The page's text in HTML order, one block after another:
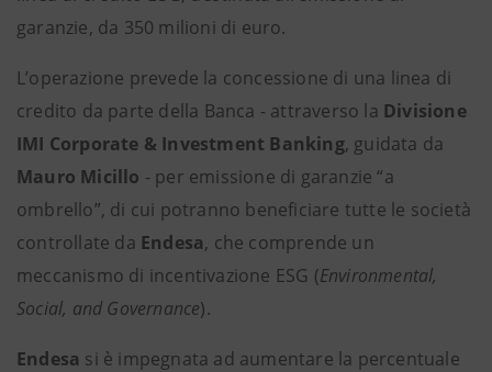
garanzie, da 350 milioni di euro.
L’operazione prevede la concessione di una linea di
credito da parte della Banca - attraverso la Divisione
IMI Corporate & Investment Banking, guidata da
Mauro Micillo - per emissione di garanzie “a
ombrello”, di cui potranno beneficiare tutte le società
controllate da Endesa, che comprende un
meccanismo di incentivazione ESG (Environmental,
Social, and Governance).
Endesa si è impegnata ad aumentare la percentuale